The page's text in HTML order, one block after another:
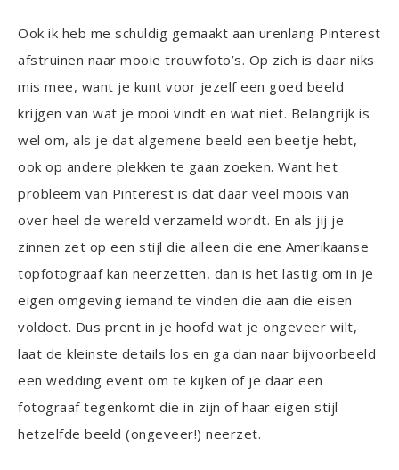
Ook ik heb me schuldig gemaakt aan urenlang Pinterest
afstruinen naar mooie trouwfoto’s. Op zich is daar niks
mis mee, want je kunt voor jezelf een goed beeld
krijgen van wat je mooi vindt en wat niet. Belangrijk is
wel om, als je dat algemene beeld een beetje hebt,
ook op andere plekken te gaan zoeken. Want het
probleem van Pinterest is dat daar veel moois van
over heel de wereld verzameld wordt. En als jij je
zinnen zet op een stijl die alleen die ene Amerikaanse
topfotograaf kan neerzetten, dan is het lastig om in je
eigen omgeving iemand te vinden die aan die eisen
voldoet. Dus prent in je hoofd wat je ongeveer wilt,
laat de kleinste details los en ga dan naar bijvoorbeeld
een wedding event om te kijken of je daar een
fotograaf tegenkomt die in zijn of haar eigen stijl
hetzelfde beeld (ongeveer!) neerzet.